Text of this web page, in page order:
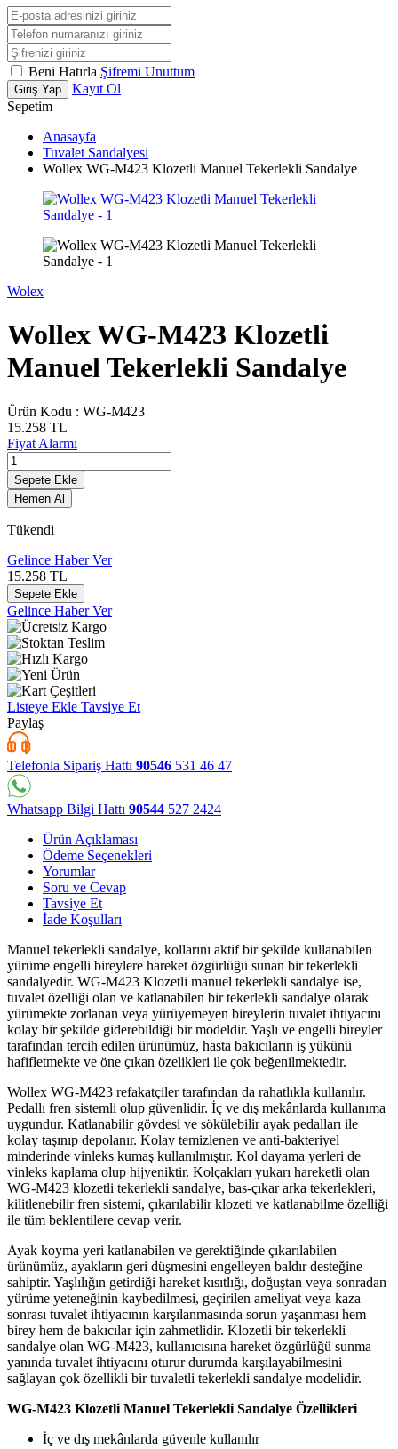
Beni Hatırla Şifremi Unuttum
Giriş Yap
Kayıt Ol
Sepetim
Anasayfa
Tuvalet Sandalyesi
Wollex WG-M423 Klozetli Manuel Tekerlekli Sandalye
Wolex
Wollex WG-M423 Klozetli
Manuel Tekerlekli Sandalye
Ürün Kodu : WG-M423
15.258 TL
Fiyat Alarmı
Sepete Ekle
Hemen Al
Tükendi
Gelince Haber Ver
15.258 TL
Sepete Ekle
Gelince Haber Ver
Listeye Ekle Tavsiye Et
Paylaş
Telefonla Sipariş Hattı 90546 531 46 47
Whatsapp Bilgi Hattı 90544 527 2424
Ürün Açıklaması
Ödeme Seçenekleri
Yorumlar
Soru ve Cevap
Tavsiye Et
İade Koşulları
Manuel tekerlekli sandalye, kollarını aktif bir şekilde kullanabilen
yürüme engelli bireylere hareket özgürlüğü sunan bir tekerlekli
sandalyedir. WG-M423 Klozetli manuel tekerlekli sandalye ise,
tuvalet özelliği olan ve katlanabilen bir tekerlekli sandalye olarak
yürümekte zorlanan veya yürüyemeyen bireylerin tuvalet ihtiyacını
kolay bir şekilde giderebildiği bir modeldir. Yaşlı ve engelli bireyler
tarafından tercih edilen ürünümüz, hasta bakıcıların iş yükünü
hafifletmekte ve öne çıkan özelikleri ile çok beğenilmektedir.
Wollex WG-M423 refakatçiler tarafından da rahatlıkla kullanılır.
Pedallı fren sistemli olup güvenlidir. İç ve dış mekânlarda kullanıma
uygundur. Katlanabilir gövdesi ve sökülebilir ayak pedalları ile
kolay taşınıp depolanır. Kolay temizlenen ve anti-bakteriyel
minderinde vinleks kumaş kullanılmıştır. Kol dayama yerleri de
vinleks kaplama olup hijyeniktir. Kolçakları yukarı hareketli olan
WG-M423 klozetli tekerlekli sandalye, bas-çıkar arka tekerlekleri,
kilitlenebilir fren sistemi, çıkarılabilir klozeti ve katlanabilme özelliği
ile tüm beklentilere cevap verir.
Ayak koyma yeri katlanabilen ve gerektiğinde çıkarılabilen
ürünümüz, ayakların geri düşmesini engelleyen baldır desteğine
sahiptir. Yaşlılığın getirdiği hareket kısıtlığı, doğuştan veya sonradan
yürüme yeteneğinin kaybedilmesi, geçirilen ameliyat veya kaza
sonrası tuvalet ihtiyacının karşılanmasında sorun yaşanması hem
birey hem de bakıcılar için zahmetlidir. Klozetli bir tekerlekli
sandalye olan WG-M423, kullanıcısına hareket özgürlüğü sunma
yanında tuvalet ihtiyacını oturur durumda karşılayabilmesini
sağlayan çok özellikli bir tuvaletli tekerlekli sandalye modelidir.
WG-M423 Klozetli Manuel Tekerlekli Sandalye Özellikleri
İç ve dış mekânlarda güvenle kullanılır